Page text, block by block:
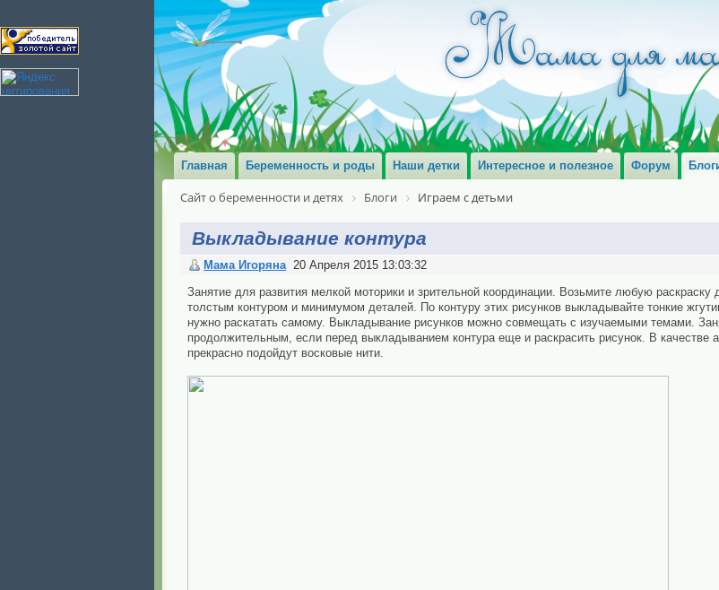
Главная Беременность и роды Наши детки Интересное и полезное Форум
Сайт о беременности и детях Блоги Играем с детьми
Выкладывание контура
Мама Игоряна 20 Апреля 2015 13:03:32
Занятие для развития мелкой моторики и зрительной координации. Возьмите любую
толстым контуром и минимумом деталей. По контуру этих рисунков выкладывайте тонкие
нужно раскатать самому. Выкладывание рисунков можно совмещать с изучаемыми темами.
продолжительным, если перед выкладыванием контура еще и раскрасить рисунок. В качестве
прекрасно подойдут восковые нити.